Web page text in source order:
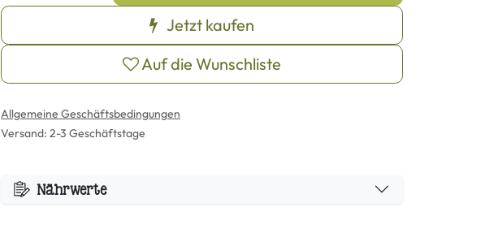
Jetzt kaufen
Auf die Wunschliste
Allgemeine Geschäftsbedingungen
Versand: 2-3 Geschäftstage
Nährwerte